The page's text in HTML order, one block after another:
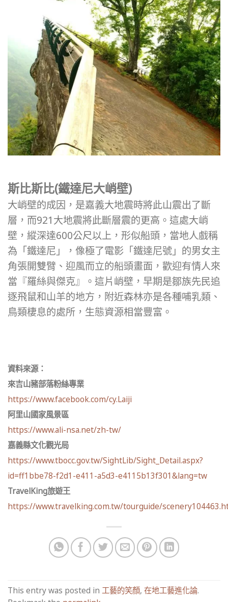
斯比斯比(鐵達尼大峭壁)
大峭壁的成因，是嘉義大地震時將此山震出了斷
層，而921大地震將此斷層震的更高。這處大峭
壁，縱深達600公尺以上，形似船頭，當地人戲稱
為「鐵達尼」，像極了電影「鐵達尼號」的男女主
角張開雙臂、迎風而立的船頭畫面，歡迎有情人來
當『羅絲與傑克』。這片峭壁，早期是鄒族先民追
逐飛鼠和山羊的地方，附近森林亦是各種哺乳類、
鳥類棲息的處所，生態資源相當豐富。
資料來源：
來吉山豬部落粉絲專業
https://www.facebook.com/cy.Laiji
阿里山國家風景區
https://www.ali-nsa.net/zh-tw/
嘉義縣文化觀光局
https://www.tbocc.gov.tw/SightLib/Sight_Detail.aspx?
id=ff1bbe78-f2d1-e411-a5d3-e4115b13f301&lang=tw
TravelKing旅遊王
https://www.travelking.com.tw/tourguide/
This entry was posted in 工藝的笑顏, 在地工藝進化論.